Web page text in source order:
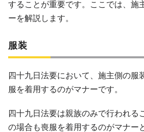
することが重要です。ここでは、施
ーを解説します。
服装
四十九日法要において、施主側の服
服を着用するのがマナーです。
四十九日法要は親族のみで行われる
の場合も喪服を着用するのがマナー